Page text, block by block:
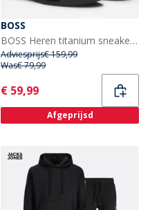
BOSS
BOSS Heren titanium sneakers Zwart
Adviesprijs€ 159,99
Was€ 79,99
Current
€ 59,99
Afgeprijsd